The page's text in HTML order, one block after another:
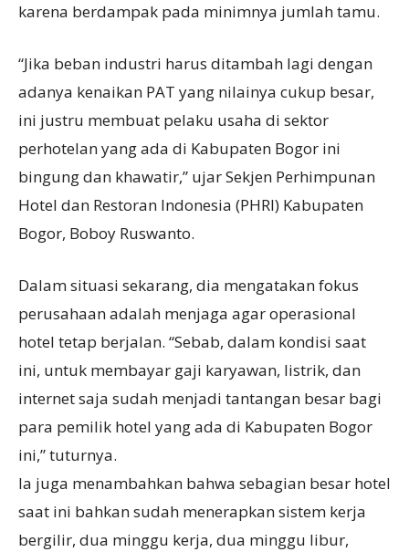
karena berdampak pada minimnya jumlah tamu.
“Jika beban industri harus ditambah lagi dengan
adanya kenaikan PAT yang nilainya cukup besar,
ini justru membuat pelaku usaha di sektor
perhotelan yang ada di Kabupaten Bogor ini
bingung dan khawatir,” ujar Sekjen Perhimpunan
Hotel dan Restoran Indonesia (PHRI) Kabupaten
Bogor, Boboy Ruswanto.
Dalam situasi sekarang, dia mengatakan fokus
perusahaan adalah menjaga agar operasional
hotel tetap berjalan. “Sebab, dalam kondisi saat
ini, untuk membayar gaji karyawan, listrik, dan
internet saja sudah menjadi tantangan besar bagi
para pemilik hotel yang ada di Kabupaten Bogor
ini,” tuturnya.
Ia juga menambahkan bahwa sebagian besar hotel
saat ini bahkan sudah menerapkan sistem kerja
bergilir, dua minggu kerja, dua minggu libur,